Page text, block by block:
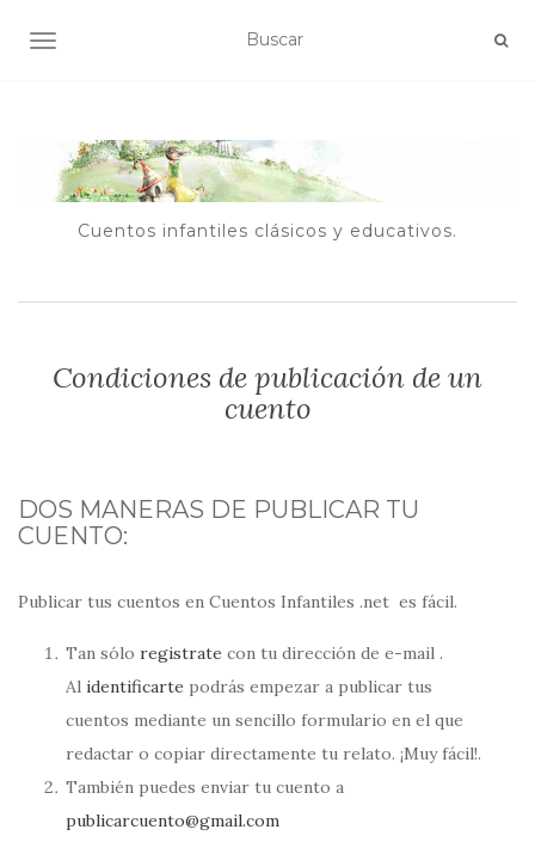
ALTERNAR NAVEGACIÓN
Cuentos infantiles clásicos y educativos.
Condiciones de publicación de un
cuento
DOS MANERAS DE PUBLICAR TU
CUENTO:
Publicar tus cuentos en Cuentos Infantiles .net es fácil.
Tan sólo registrate con tu dirección de e-mail .
Al identificarte podrás empezar a publicar tus
cuentos mediante un sencillo formulario en el que
redactar o copiar directamente tu relato. ¡Muy fácil!.
También puedes enviar tu cuento a
publicarcuento@gmail.com